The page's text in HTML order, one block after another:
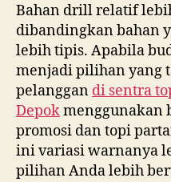
Bahan drill relatif
dibandingkan bahan
lebih tipis. Apabila
menjadi pilihan yang
pelanggan di sentra
Depokmenggunakan
promosi dan topi
ini variasi warnanya
pilihan Anda lebih